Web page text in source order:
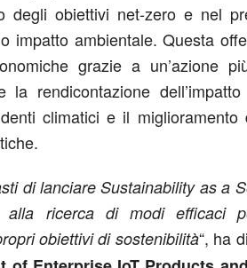
degli obiettivi net-zero e nel
impatto ambientale. Questa
grazie a un’azione
la rendicontazione
climatici e il
di lanciare Sustainability as a
alla ricerca di modi efficaci
obiettivi di sostenibilità“, ha